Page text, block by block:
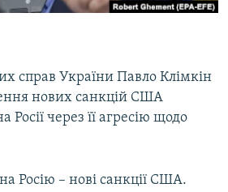
КРИМУ
справ України Павло Клімкін
нових санкцій США
Росії через її агресію щодо
Росію – нові санкції США.